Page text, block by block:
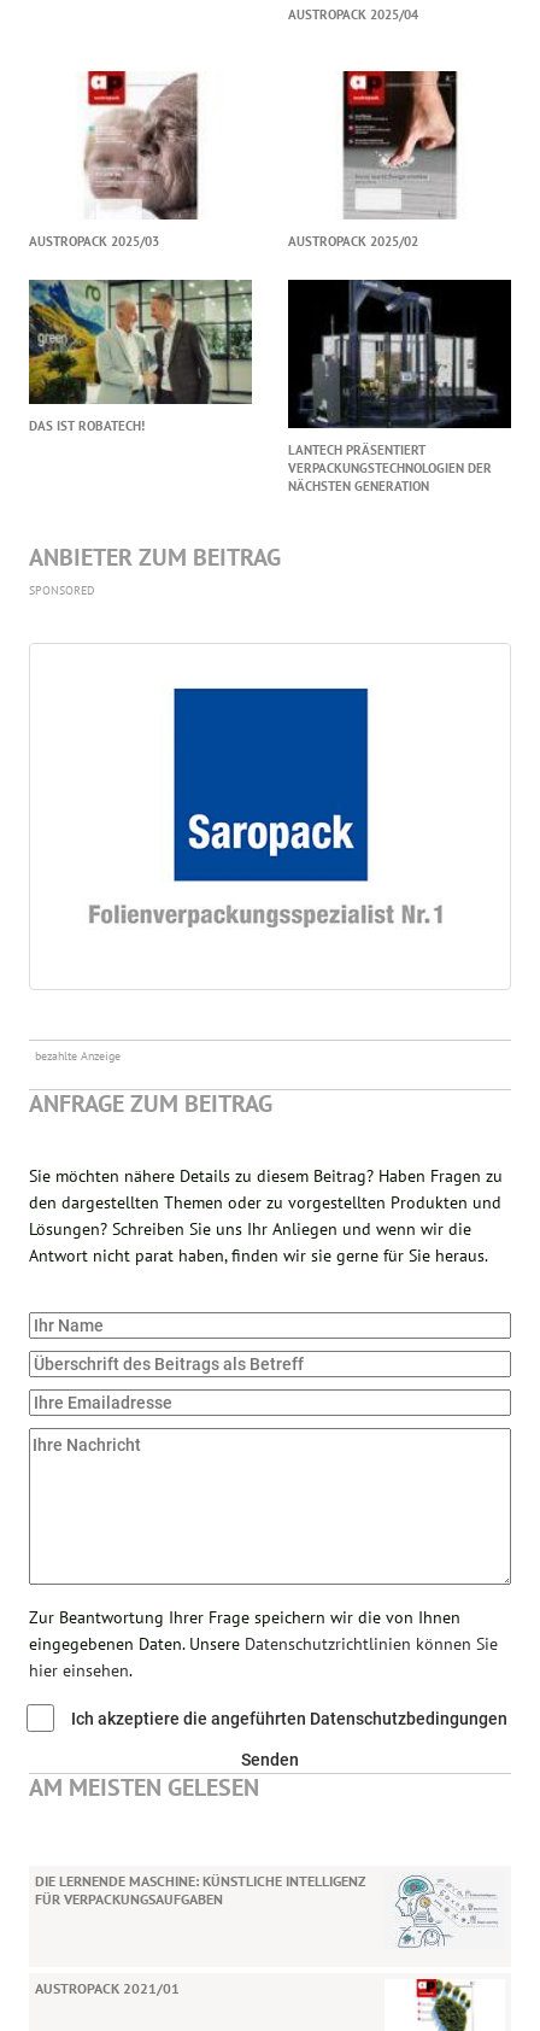
AUSTROPACK 2025/04
AUSTROPACK 2025/03 AUSTROPACK 2025/02
DAS IST ROBATECH!
LANTECH PRÄSENTIERT
VERPACKUNGSTECHNOLOGIEN DER
NÄCHSTEN GENERATION
ANBIETER ZUM BEITRAG
SPONSORED
bezahlte Anzeige
ANFRAGE ZUM BEITRAG
Sie möchten nähere Details zu diesem Beitrag? Haben Fragen zu
den dargestellten Themen oder zu vorgestellten Produkten und
Lösungen? Schreiben Sie uns Ihr Anliegen und wenn wir die
Antwort nicht parat haben, finden wir sie gerne für Sie heraus.
Zur Beantwortung Ihrer Frage speichern wir die von Ihnen
eingegebenen Daten. Unsere Datenschutzrichtlinien können Sie
hier einsehen.
Ich akzeptiere die angeführten Datenschutzbedingungen
Senden
AM MEISTEN GELESEN
DIE LERNENDE MASCHINE: KÜNSTLICHE INTELLIGENZ
FÜR VERPACKUNGSAUFGABEN
AUSTROPACK 2021/01